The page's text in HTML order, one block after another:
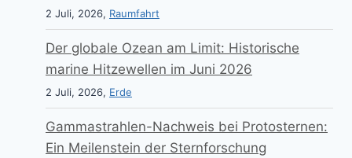
2 Juli, 2026, Raumfahrt
Der globale Ozean am Limit: Historische
marine Hitzewellen im Juni 2026
2 Juli, 2026, Erde
Gammastrahlen-Nachweis bei Protosternen:
Ein Meilenstein der Sternforschung